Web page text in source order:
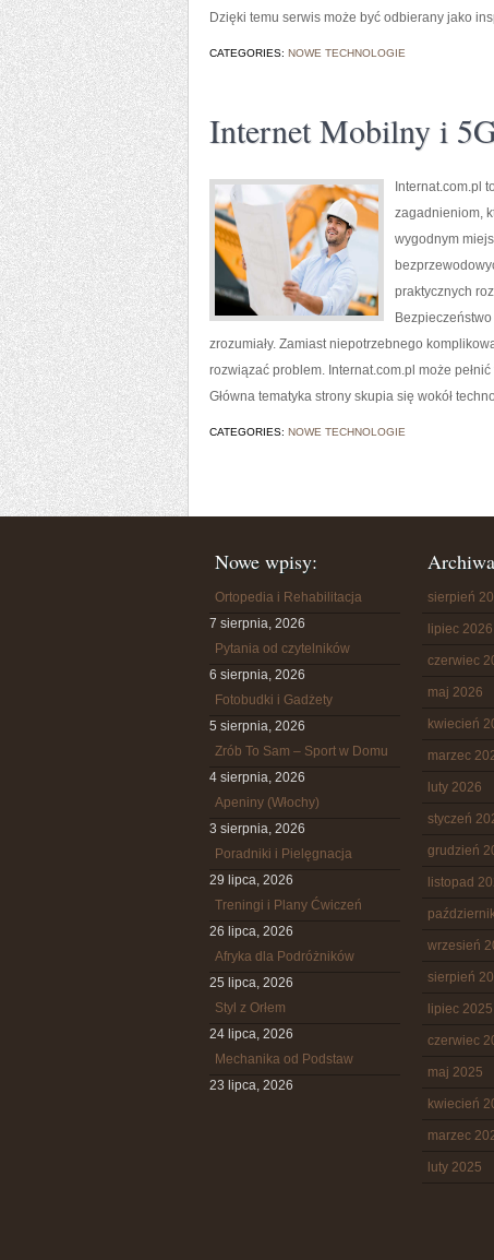
Dzięki temu serwis może być odbierany jako
CATEGORIES: NOWE TECHNOLOGIE
Internet Mobilny i
Internat.com.pl
zagadnieniom,
wygodnym
praktycznych
zrozumiały. Zamiast niepotrzebnego
rozwiązać problem. Internat.com.pl może
Główna tematyka strony skupia się wokół
CATEGORIES: NOWE TECHNOLOGIE
Nowe wpisy:
Ortopedia i Rehabilitacja
7 sierpnia, 2026
Pytania od czytelników
6 sierpnia, 2026
Fotobudki i Gadżety
5 sierpnia, 2026
Zrób To Sam – Sport w Domu
4 sierpnia, 2026
Apeniny (Włochy)
3 sierpnia, 2026
Poradniki i Pielęgnacja
29 lipca, 2026
Treningi i Plany Ćwiczeń
26 lipca, 2026
Afryka dla Podróżników
25 lipca, 2026
Styl z Orłem
24 lipca, 2026
Mechanika od Podstaw
23 lipca, 2026
Archiwa
sierpień
lipiec 2026
czerwiec
maj 2026
kwiecień
marzec
luty 2026
styczeń
grudzień
listopad
wrzesień
sierpień
lipiec 2025
czerwiec
maj 2025
kwiecień
marzec
luty 2025